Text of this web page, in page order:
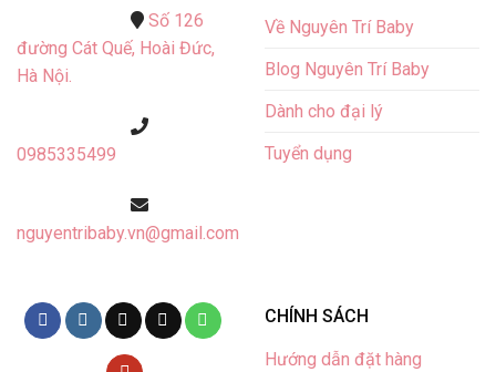
Số 126
đường Cát Quế, Hoài Đức,
Hà Nội.
0985335499
nguyentribaby.vn@gmail.com
Về Nguyên Trí Baby
Blog Nguyên Trí Baby
Dành cho đại lý
Tuyển dụng
CHÍNH SÁCH
Hướng dẫn đặt hàng